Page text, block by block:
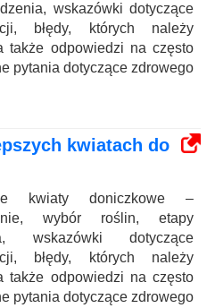
wskazówki dotyczące
błędy, których należy
także odpowiedzi na często
pytania dotyczące zdrowego
kwiatach do
kwiaty doniczkowe –
wybór roślin, etapy
wskazówki dotyczące
błędy, których należy
także odpowiedzi na często
pytania dotyczące zdrowego